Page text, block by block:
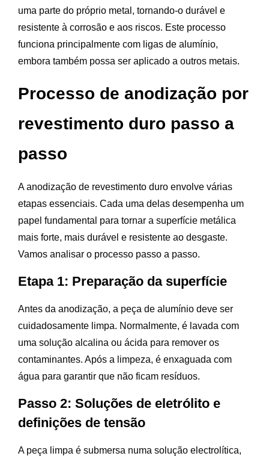
uma parte do próprio metal, tornando-o durável e
resistente à corrosão e aos riscos. Este processo
funciona principalmente com ligas de alumínio,
embora também possa ser aplicado a outros metais.
Processo de anodização por
revestimento duro passo a
passo
A anodização de revestimento duro envolve várias
etapas essenciais. Cada uma delas desempenha um
papel fundamental para tornar a superfície metálica
mais forte, mais durável e resistente ao desgaste.
Vamos analisar o processo passo a passo.
Etapa 1: Preparação da superfície
Antes da anodização, a peça de alumínio deve ser
cuidadosamente limpa. Normalmente, é lavada com
uma solução alcalina ou ácida para remover os
contaminantes. Após a limpeza, é enxaguada com
água para garantir que não ficam resíduos.
Passo 2: Soluções de eletrólito e
definições de tensão
A peça limpa é submersa numa solução electrolítica,